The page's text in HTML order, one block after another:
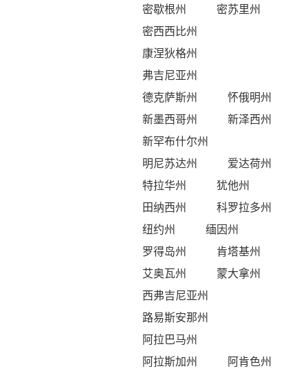
密歇根州
密苏里州
密西西比州
康涅狄格州
弗吉尼亚州
德克萨斯州
怀俄明州
新墨西哥州
新泽西州
新罕布什尔州
明尼苏达州
爱达荷州
特拉华州
犹他州
田纳西州
科罗拉多州
纽约州
缅因州
罗得岛州
肯塔基州
艾奥瓦州
蒙大拿州
西弗吉尼亚州
路易斯安那州
阿拉巴马州
阿拉斯加州
阿肯色州